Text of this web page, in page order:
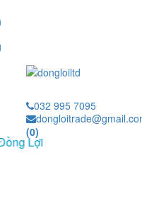
032 995 7095
(0)
Lợi